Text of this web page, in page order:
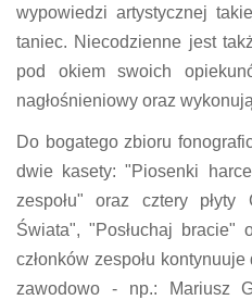
wypowiedzi artystycznej
taniec. Niecodzienne jest
pod okiem swoich
nagłośnieniowy oraz
Do bogatego zbioru
dwie kasety: "Piosenki
zespołu" oraz cztery
Świata", "Posłuchaj bracie"
członków zespołu
zawodowo - np.: Mariusz